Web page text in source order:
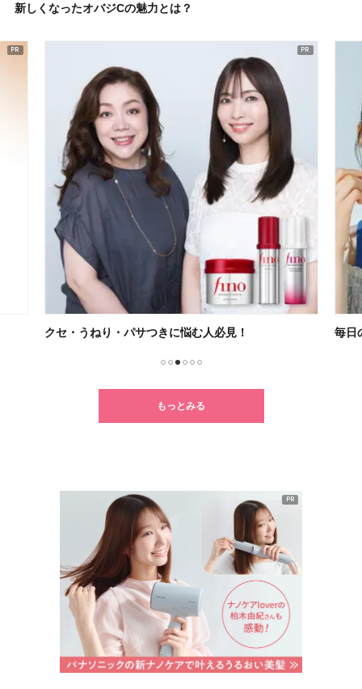
新しくなったオバジCの魅力とは？
クセ・うねり・パサつきに悩む人必見！ 毎日
もっとみる
PR